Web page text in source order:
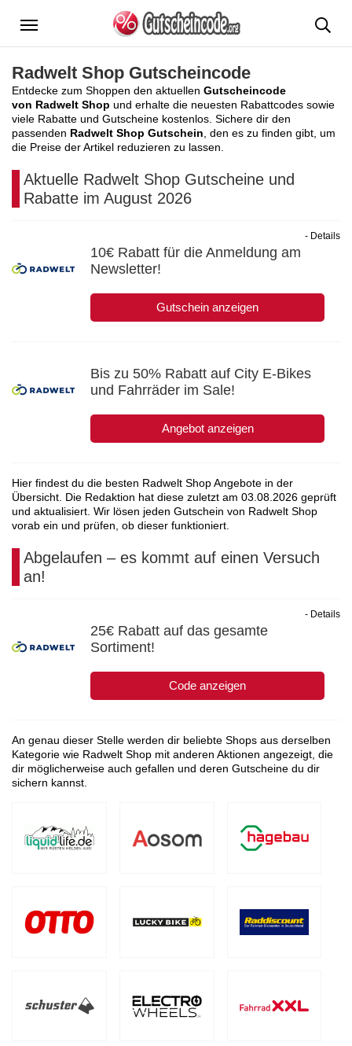
Menü
Radwelt Shop Gutscheincode
Entdecke zum Shoppen den aktuellen Gutscheincode
von Radwelt Shop und erhalte die neuesten Rabattcodes sowie
viele Rabatte und Gutscheine kostenlos. Sichere dir den
passenden Radwelt Shop Gutschein , den es zu finden gibt, um
die Preise der Artikel reduzieren zu lassen.
Aktuelle Radwelt Shop Gutscheine und
Rabatte im August 2026
10€ Rabatt für die Anmeldung am
Newsletter!
Gutschein anzeigen
- Details
Bis zu 50% Rabatt auf City E-Bikes
und Fahrräder im Sale!
Angebot anzeigen
Hier findest du die besten Radwelt Shop Angebote in der
Übersicht. Die Redaktion hat diese zuletzt am 03.08.2026 geprüft
und aktualisiert. Wir lösen jeden Gutschein von Radwelt Shop
vorab ein und prüfen, ob dieser funktioniert.
Abgelaufen – es kommt auf einen Versuch
an!
25€ Rabatt auf das gesamte
Sortiment!
Code anzeigen
- Details
An genau dieser Stelle werden dir beliebte Shops aus derselben
Kategorie wie Radwelt Shop mit anderen Aktionen angezeigt, die
dir möglicherweise auch gefallen und deren Gutscheine du dir
sichern kannst.